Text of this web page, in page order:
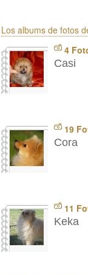
Los albums de fotos
4
Casi
19
Cora
11
Keka